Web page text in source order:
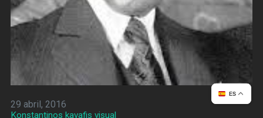
29 abril, 2016
Konstantinos kavafis visual
ES